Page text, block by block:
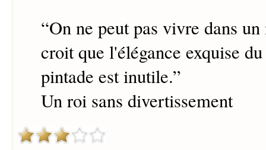
“On ne peut pas vivre dans
croit que l'élégance exquise
pintade est inutile.”
Un roi sans divertissement